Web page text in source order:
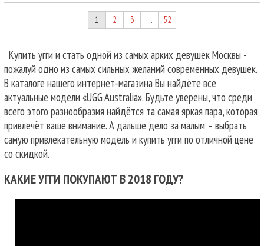
1 2 3 … 52
Купить угги и стать одной из самых арких девушек Москвы -
пожалуй одно из самых сильных желаний современных девушек.
В каталоге нашего интернет-магазина Вы найдёте все
актуальные модели «UGG Australia». Будьте уверены, что среди
всего этого разнообразия найдётся та самая яркая пара, которая
привлечёт ваше внимание. А дальше дело за малым – выбрать
самую привлекательную модель и купить угги по отличной цене
со скидкой.
КАКИЕ УГГИ ПОКУПАЮТ В 2018 ГОДУ?